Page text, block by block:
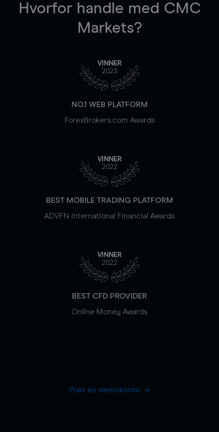
Hvorfor handle med CMC
Markets?
VINNER
2023
NO.1 WEB PLATFORM
ForexBrokers.com Awards
VINNER
2022
BEST MOBILE TRADING PLATFORM
ADVFN International Financial Awards
VINNER
2022
BEST CFD PROVIDER
Online Money Awards
Prøv en demokonto